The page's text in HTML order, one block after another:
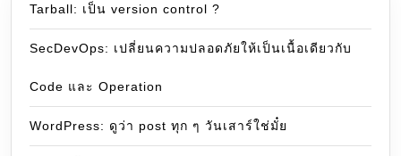
Tarball: เป็น version control ?
SecDevOps: เปลี่ยนความปลอดภัยให้เป็นเนื้อเดียวกับ
Code และ Operation
WordPress: ดูว่า post ทุก ๆ วันเสาร์ใช่มั๋ย